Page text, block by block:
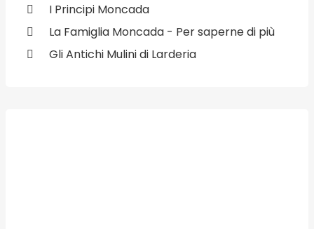
I Principi Moncada
La Famiglia Moncada - Per saperne di più
Gli Antichi Mulini di Larderia